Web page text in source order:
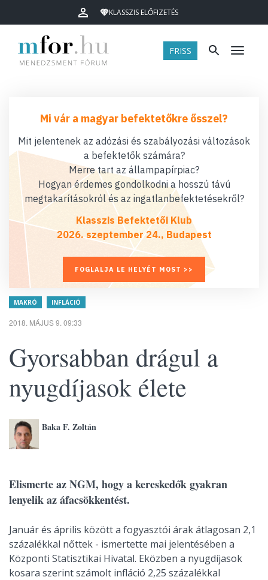
KLASSZIS ELŐFIZETÉS
FRISS Menü
Mi vár a magyar befektetőkre ősszel?
Mit jelentenek az adózási és szabályozási változások
a befektetők számára?
Merre tart az állampapírpiac?
Hogyan érdemes gondolkodni a hosszú távú
megtakarításokról és az ingatlanbefektetésekről?
Klasszis Befektetői Klub
2026. szeptember 24., Budapest
FOGLALJA LE HELYÉT MOST >>
MAKRÓ INFLÁCIÓ
2018. MÁJUS 9. 09:33
Gyorsabban drágul a
nyugdíjasok élete
Baka F. Zoltán
Elismerte az NGM, hogy a kereskedők gyakran
lenyelik az áfacsökkentést.
Január és április között a fogyasztói árak átlagosan 2,1
százalékkal nőttek - ismertette mai jelentésében a
Központi Statisztikai Hivatal. Eközben a nyugdíjasok
kosara szerint számolt infláció 2,25 százalékkal